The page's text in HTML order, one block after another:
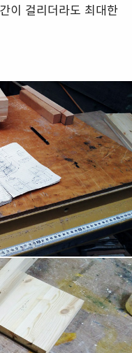
이 걸리더라도 최대한